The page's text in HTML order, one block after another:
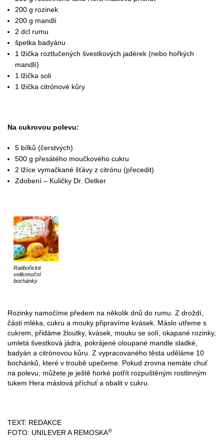
200 g rozinek
200 g mandlí
2 dcl rumu
špetka badyánu
1 lžička roztlučených švestkových jadérek (nebo hořkých
mandlí)
1 lžička soli
1 lžička citrónové kůry
Na cukrovou polevu:
5 bílků (čerstvých)
500 g přesátého moučkového cukru
2 lžíce vymačkané šťávy z citrónu (přecedit)
Zdobení – Kuličky Dr. Oetker
Ratibořické
velikonoční
bochánky
Rozinky namočíme předem na několik dnů do rumu. Z droždí,
části mléka, cukru a mouky připravíme kvásek. Máslo utřeme s
cukrem, přidáme žloutky, kvásek, mouku se solí, okapané rozinky,
umletá švestková jádra, pokrájené oloupané mandle sladké,
badyán a citrónovou kůru. Z vypracovaného těsta uděláme 10
bochánků, které v troubě upečeme. Pokud zrovna nemáte chuť
na polevu, můžete je ještě horké potřít rozpuštěným rostlinným
tukem Hera máslová příchuť a obalit v cukru.
TEXT: REDAKCE
FOTO: UNILEVER A REMOSKA®